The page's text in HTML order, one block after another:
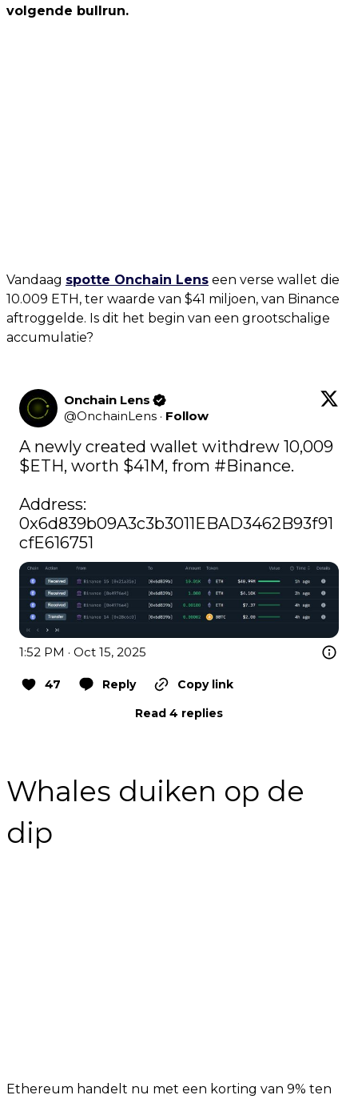
volgende bullrun.
Vandaag spotte Onchain Lens een verse wallet die
10.009 ETH, ter waarde van $41 miljoen, van Binance
aftroggelde. Is dit het begin van een grootschalige
accumulatie?
Onchain Lens
@OnchainLens · Follow
$ETH, worth $41M, from #Binance.
Address:
0x6d839b09A3c3b3011EBAD3462B93f91
cfE616751
1:52 PM · Oct 15, 2025
47 Reply
Copy link
Read 4 replies
Whales duiken op de
dip
Ethereum handelt nu met een korting van 9% ten